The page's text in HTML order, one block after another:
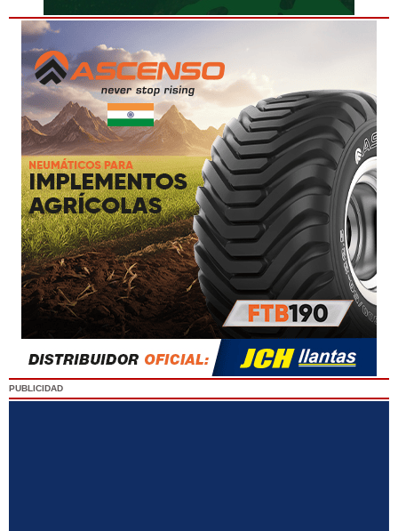
PUBLICIDAD